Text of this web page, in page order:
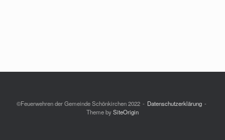
©Feuerwehren der Gemeinde Schönkirchen 2022
Datenschutzerklärung
Theme bySiteOrigin